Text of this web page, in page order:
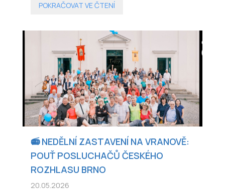
POKRAČOVAT VE ČTENÍ
📻 NEDĚLNÍ ZASTAVENÍ NA VRANOVĚ:
POUŤ POSLUCHAČŮ ČESKÉHO
ROZHLASU BRNO
20.05.2026